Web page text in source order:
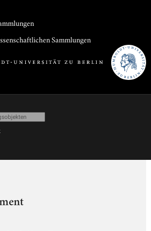
Sammlungen